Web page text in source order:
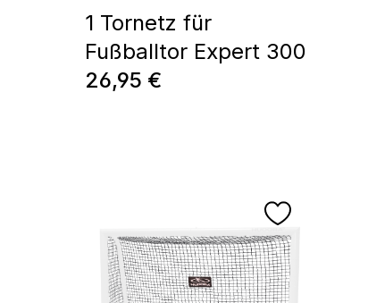
1 Tornetz für
Fußballtor Expert 300
Regulärer Preis:
26,95 €